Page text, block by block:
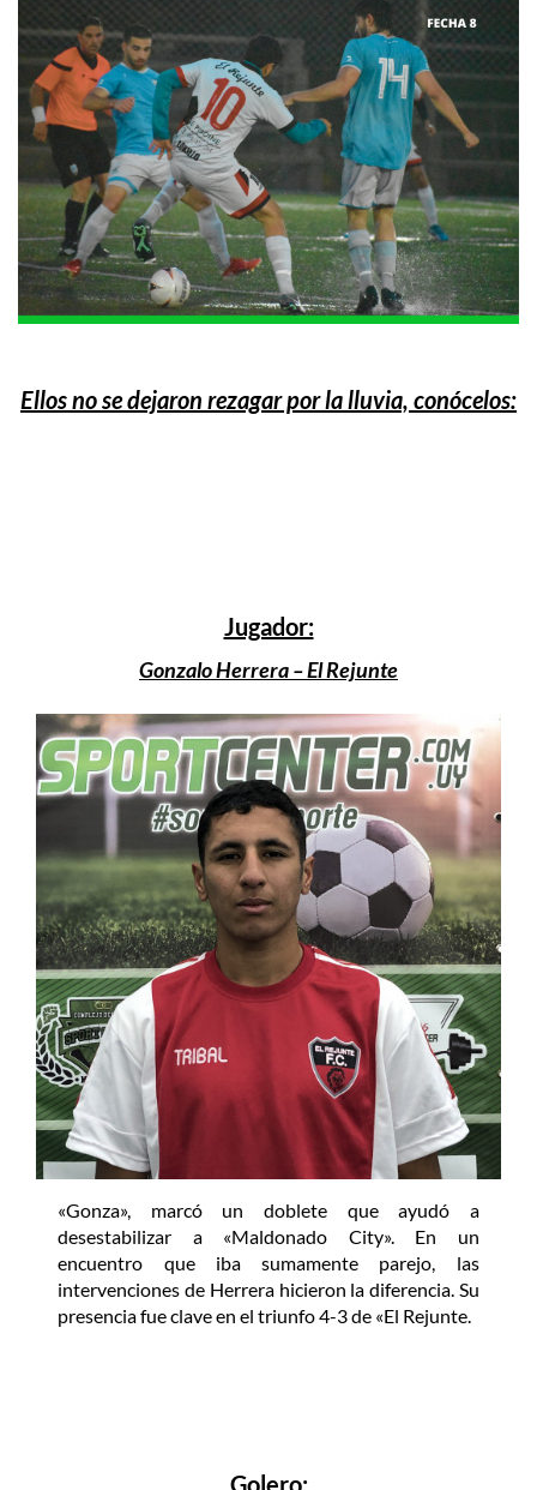
Ellos no se dejaron rezagar por la lluvia, conócelos:
Jugador:
Gonzalo Herrera – El Rejunte
«Gonza», marcó un doblete que ayudó a
desestabilizar a «Maldonado City». En un
encuentro que iba sumamente parejo, las
intervenciones de Herrera hicieron la diferencia. Su
presencia fue clave en el triunfo 4-3 de «El Rejunte.